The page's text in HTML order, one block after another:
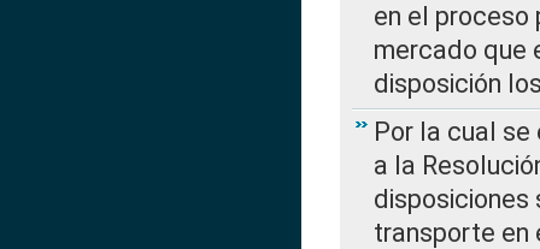
en el
mercado que
disposición
Por la cual se
a la
disposiciones
transporte en